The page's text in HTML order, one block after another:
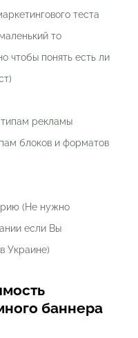
теста
то
чтобы понять есть ли
рекламы
блоков и форматов
(Не нужно
если Вы
Украине)
баннера